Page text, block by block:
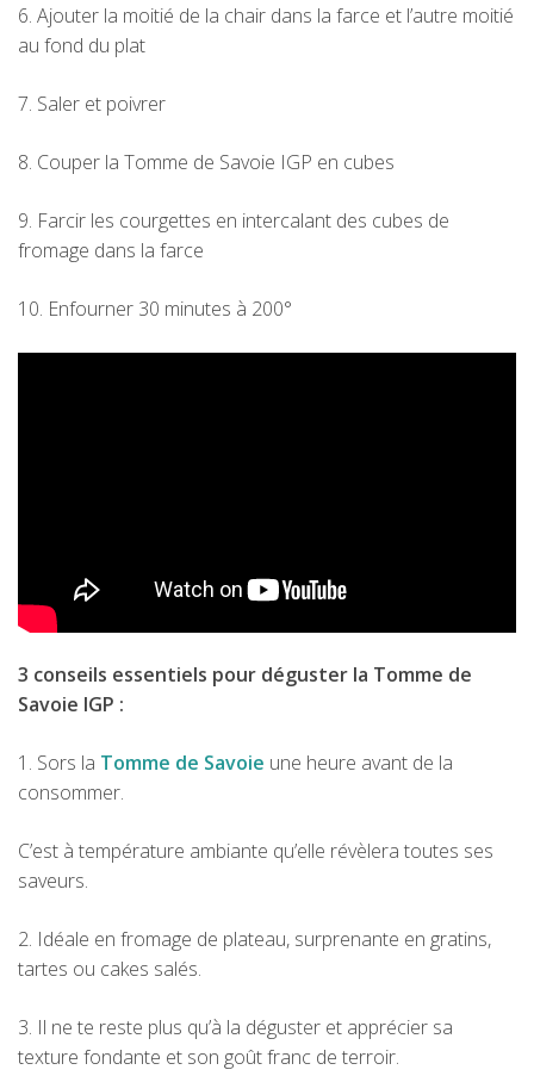
6. Ajouter la moitié de la chair dans la farce et l’autre moitié
au fond du plat
7. Saler et poivrer
8. Couper la Tomme de Savoie IGP en cubes
9. Farcir les courgettes en intercalant des cubes de
fromage dans la farce
10. Enfourner 30 minutes à 200°
3 conseils essentiels pour déguster la Tomme de
Savoie IGP :
1. Sors la Tomme de Savoie une heure avant de la
consommer.
C’est à température ambiante qu’elle révèlera toutes ses
saveurs.
2. Idéale en fromage de plateau, surprenante en gratins,
tartes ou cakes salés.
3. Il ne te reste plus qu’à la déguster et apprécier sa
texture fondante et son goût franc de terroir.